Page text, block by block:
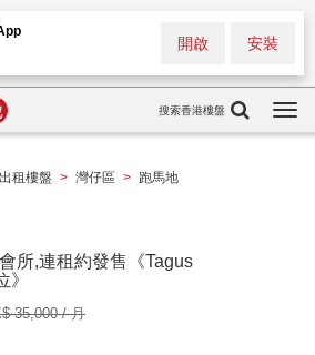
安裝
開啟
搜索香港樓盤
租樓盤 > 灣仔區 > 跑馬地
所,連租約發售《Tagus
35,000 / 月